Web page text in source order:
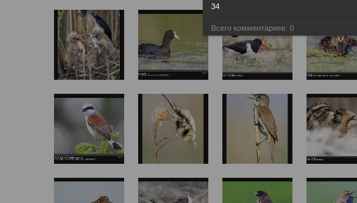
34
Всего комментариев: 0